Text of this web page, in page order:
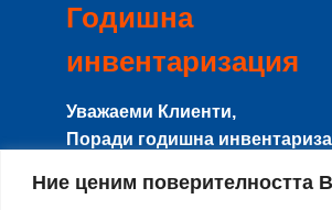
Ние ценим поверителността
Годишна
инвентаризация
Уважаеми Клиенти,
Поради годишна
няма да работят с клиенти, и